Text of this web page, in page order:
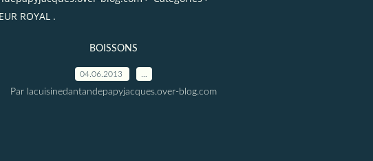
ROYAL .
BOISSONS
04.06.2013
Par lacuisinedantandepapyjacques.over-blog.com